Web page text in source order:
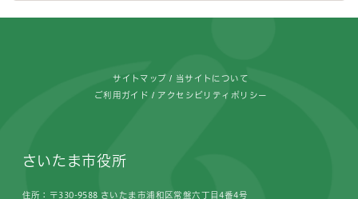
サイトマップ 当サイトについて
ご利用ガイド アクセシビリティポリシー
さいたま市役所
住所：〒330-9588 さいたま市浦和区常盤六丁目4番4号